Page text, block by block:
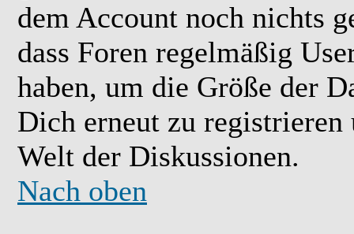
dem Account noch nichts
dass Foren regelmäßig
haben, um die Größe der
Dich erneut zu
Welt der Diskussionen.
Nach oben